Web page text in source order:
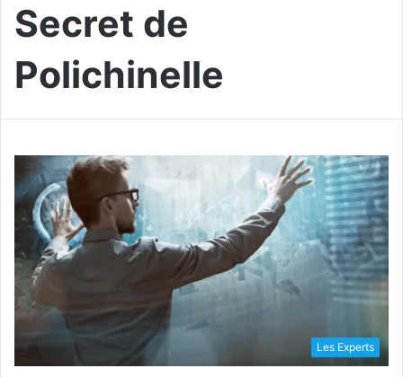
Secret de
Polichinelle
Les Experts